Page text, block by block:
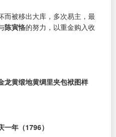
而被移出大库，多次易主，最
陈寅恪的努力，以重金购入收
龙黄缎地黄绸里夹包袱图样
年（1796）